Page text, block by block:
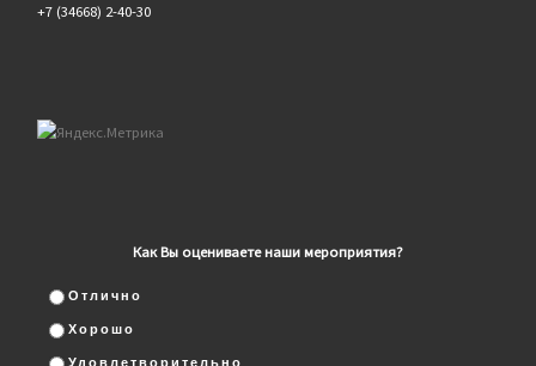
+7 (34668) 2-40-30
Как Вы оцениваете наши мероприятия?
Отлично
Хорошо
Удовлетворительно